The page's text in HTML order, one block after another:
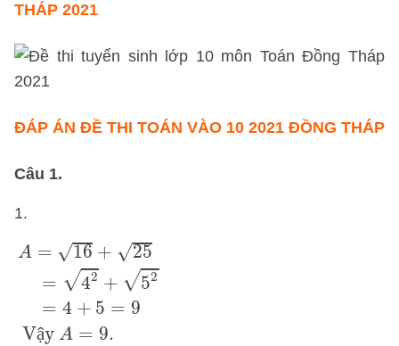
THÁP 2021
ĐÁP ÁN ĐỀ THI TOÁN VÀO 10 2021 ĐỒNG THÁP
Câu 1.
1.
A = √16 + √25
= √42 + √52
= 4 + 5 = 9
Vậy A = 9.
A= 25= 4 +52